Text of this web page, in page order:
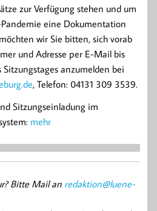
zur Verfügung stehen und um
eine Dokumentation
wir Sie bitten, sich vorab
und Adresse per E-Mail bis
Sitzungstages anzumelden bei
, Telefon: 04131 309 3539.
Sitzungseinladung im
mehr
Bitte Mail an redaktion@luene-